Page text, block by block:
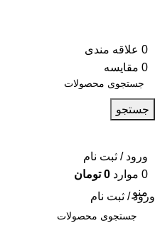
جستجو
ورود / ثبت نام
0 علاقه مندی
0 مقایسه
ورود / ثبت نام
0 موارد 0 تومان
منو